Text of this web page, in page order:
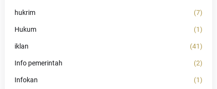
hukrim (7)
Hukum (1)
iklan (41)
Info pemerintah (2)
Infokan (1)